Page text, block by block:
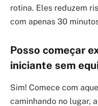
rotina. Eles reduzem
com apenas 30
Posso começar
iniciante sem
Sim! Comece com
caminhando no lugar,